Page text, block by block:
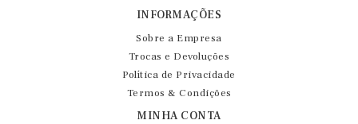
INFORMAÇÕES
Sobre a Empresa
Trocas e Devoluções
Política de Privacidade
Termos & Condições
MINHA CONTA